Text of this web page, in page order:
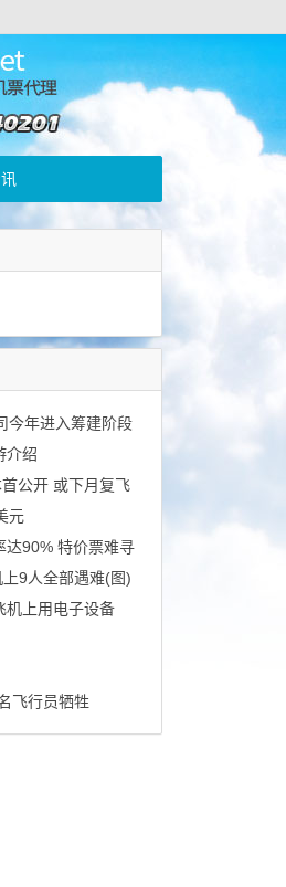
今年进入筹建阶段
介绍
公开 或下月复飞
元
90% 特价票难寻
9人全部遇难(图)
上用电子设备
飞行员牺牲